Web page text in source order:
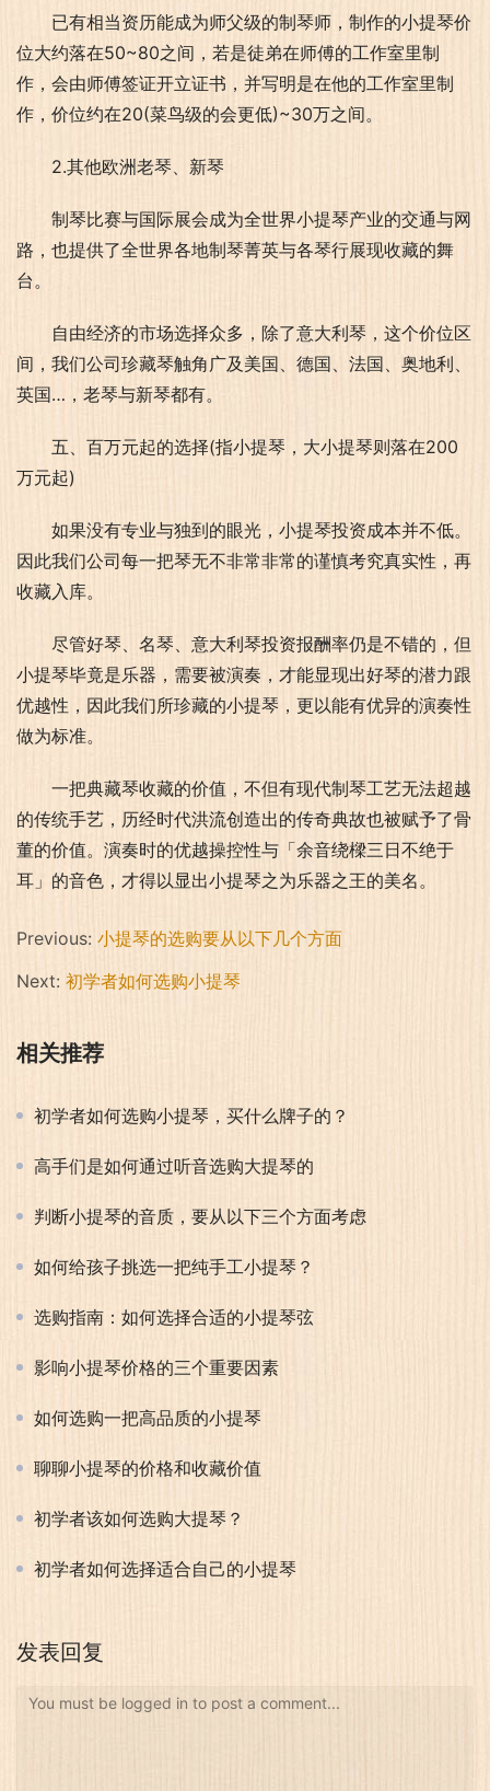
已有相当资历能成为师父级的制琴师，制作的小提琴价
位大约落在50~80之间，若是徒弟在师傅的工作室里制
作，会由师傅签证开立证书，并写明是在他的工作室里制
作，价位约在20(菜鸟级的会更低)~30万之间。
2.其他欧洲老琴、新琴
制琴比赛与国际展会成为全世界小提琴产业的交通与网
路，也提供了全世界各地制琴菁英与各琴行展现收藏的舞
台。
自由经济的市场选择众多，除了意大利琴，这个价位区
间，我们公司珍藏琴触角广及美国、德国、法国、奥地利、
英国…，老琴与新琴都有。
五、百万元起的选择(指小提琴，大小提琴则落在200
万元起)
如果没有专业与独到的眼光，小提琴投资成本并不低。
因此我们公司每一把琴无不非常非常的谨慎考究真实性，再
收藏入库。
尽管好琴、名琴、意大利琴投资报酬率仍是不错的，但
小提琴毕竟是乐器，需要被演奏，才能显现出好琴的潜力跟
优越性，因此我们所珍藏的小提琴，更以能有优异的演奏性
做为标准。
一把典藏琴收藏的价值，不但有现代制琴工艺无法超越
的传统手艺，历经时代洪流创造出的传奇典故也被赋予了骨
董的价值。演奏时的优越操控性与「余音绕樑三日不绝于
耳」的音色，才得以显出小提琴之为乐器之王的美名。
Previous: 小提琴的选购要从以下几个方面
Next: 初学者如何选购小提琴
相关推荐
初学者如何选购小提琴，买什么牌子的？
高手们是如何通过听音选购大提琴的
判断小提琴的音质，要从以下三个方面考虑
如何给孩子挑选一把纯手工小提琴？
选购指南：如何选择合适的小提琴弦
影响小提琴价格的三个重要因素
如何选购一把高品质的小提琴
聊聊小提琴的价格和收藏价值
初学者该如何选购大提琴？
初学者如何选择适合自己的小提琴
发表回复
You must be logged in to post a comment...